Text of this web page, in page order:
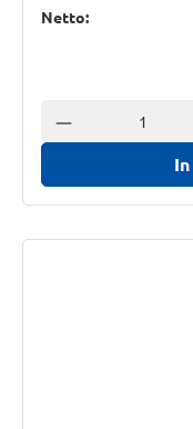
Netto:
Anzahl verringern